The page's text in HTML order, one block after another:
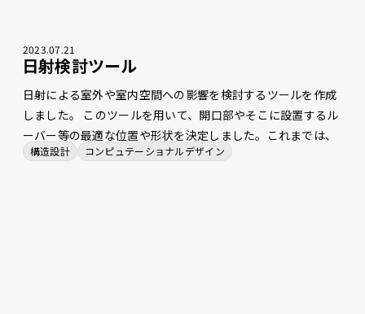
2023.07.21
日射検討ツール
日射による室外や室内空間への影響を検討するツールを作成
しました。 このツールを用いて、開口部やそこに設置するル
ーバー等の最適な位置や形状を決定しました。これまでは、
解析を行うにも時間がかかっていたため、定量的な評価をす
構造設計 コンピュテーショナルデザイン